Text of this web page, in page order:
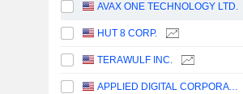
AVAX ONE TECHNOLOGY LTD.
HUT 8 CORP.
TERAWULF INC.
APPLIED DIGITAL CORPORATION